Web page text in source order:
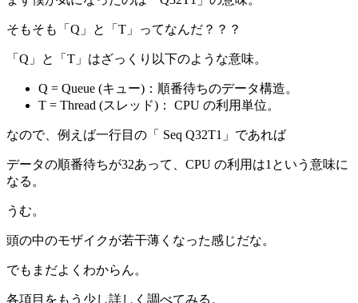
そもそも「Q」と「T」ってなんだ？？？
「Q」と「T」はざっくり以下のような意味。
Q = Queue (キュー)：順番待ちのデータ構造。
T = Thread (スレッド)： CPU の利用単位。
なので、例えば一行目の「 Seq Q32T1」であれば
データの順番待ちが32あって、CPU の利用は1という意味に
なる。
うむ。
頭の中のモザイクが若干薄くなった感じだな。
でもまだよくわからん。
各項目をもう少し詳しく調べてみる。